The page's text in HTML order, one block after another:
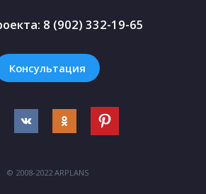
8 (902) 332-19-65
Консультация
© 2008-2022 ARPLANS